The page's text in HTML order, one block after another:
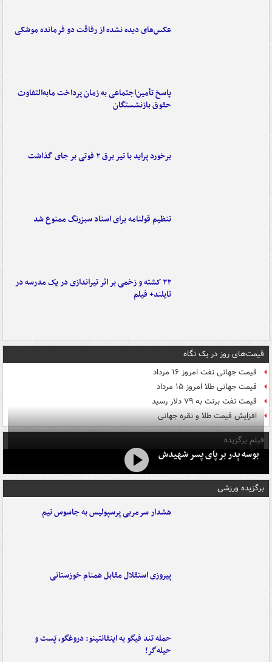
عکس‌های دیده نشده از رفاقت دو فرمانده‌ موشکی
پاسخ تأمین‌اجتماعی به زمان پرداخت مابه‌التفاوت
حقوق بازنشستگان
برخورد پراید با تیر برق ۲ فوتی بر جای گذاشت
تنظیم قولنامه برای اسناد سبزرنگ ممنوع شد
۲۲ کشته و زخمی بر اثر تیراندازی در یک مدرسه در
تایلند+ فیلم
قیمت‌های روز در یک نگاه
قیمت جهانی نفت امروز ۱۶ مرداد
قیمت جهانی طلا امروز ۱۵ مرداد
قیمت نفت برنت به ۷۹ دلار رسید
افزایش قیمت طلا و نقره جهانی
فیلم برگزیده
بوسه‌ پدر بر پای پسر شهیدش
برگزیده ورزشی
هشدار سرمربی پرسپولیس به جاسوس تیم
پیروزی استقلال مقابل همنام خوزستانی
حمله تند فیگو به اینفانتینو: دروغگو، پَست‌ و
حیله‌گر!